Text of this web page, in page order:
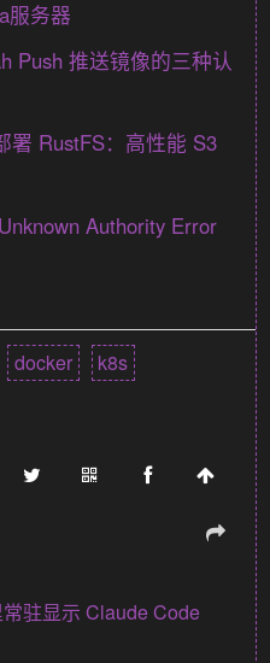
服务器
Push 推送镜像的三种认
署 RustFS：高性能 S3
Authority Error
docker
k8s
驻显示 Claude Code